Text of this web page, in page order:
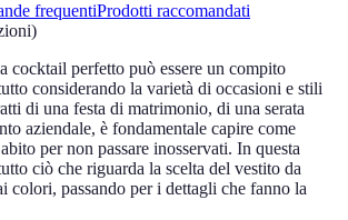
frequentiProdotti raccomandati
)
cocktail perfetto può essere un compito
considerando la varietà di occasioni e stili
di una festa di matrimonio, di una serata
aziendale, è fondamentale capire come
per non passare inosservati. In questa
ciò che riguarda la scelta del vestito da
colori, passando per i dettagli che fanno la